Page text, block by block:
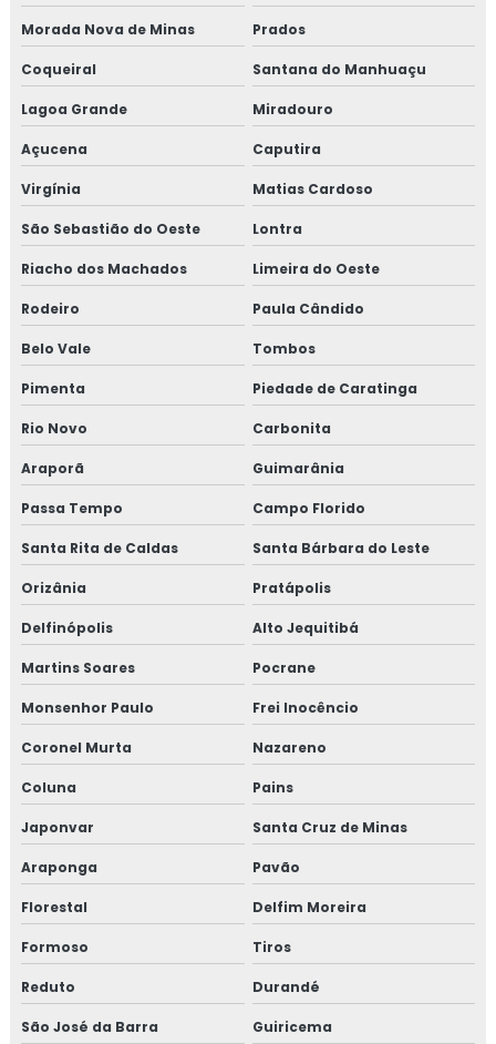
Morada Nova de Minas Prados
Coqueiral Santana do Manhuaçu
Lagoa Grande Miradouro
Açucena Caputira
Virgínia Matias Cardoso
São Sebastião do Oeste Lontra
Riacho dos Machados Limeira do Oeste
Rodeiro Paula Cândido
Belo Vale Tombos
Pimenta Piedade de Caratinga
Rio Novo Carbonita
Araporã Guimarânia
Passa Tempo Campo Florido
Santa Rita de Caldas Santa Bárbara do Leste
Orizânia Pratápolis
Delfinópolis Alto Jequitibá
Martins Soares Pocrane
Monsenhor Paulo Frei Inocêncio
Coronel Murta Nazareno
Coluna Pains
Japonvar Santa Cruz de Minas
Araponga Pavão
Florestal Delfim Moreira
Formoso Tiros
Reduto Durandé
São José da Barra Guiricema